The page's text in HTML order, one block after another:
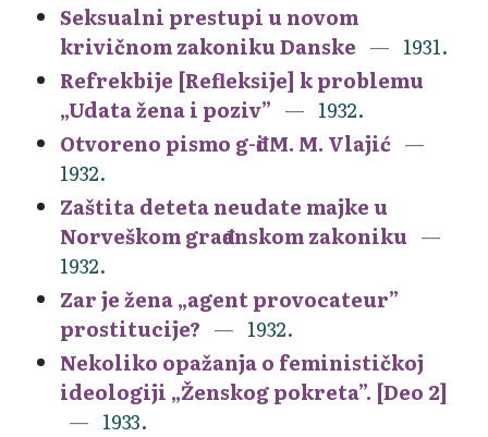
Seksualni prestupi u novom
krivičnom zakoniku Danske
1931.
Refrekbije [Refleksije] k problemu
„Udata žena i poziv”
1932.
Otvoreno pismo g-đi M. M. Vlajić
1932.
Zaštita deteta neudate majke u
Norveškom građanskom zakoniku
1932.
Zar je žena „agent provocateur”
prostitucije?
1932.
Nekoliko opažanja o feminističkoj
ideologiji „Ženskog pokreta”. [Deo 2]
1933.